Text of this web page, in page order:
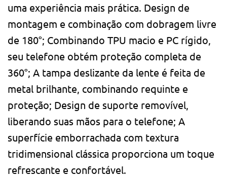
uma experiência mais prática. Design de
montagem e combinação com dobragem livre
de 180°; Combinando TPU macio e PC rígido,
seu telefone obtém proteção completa de
360°; A tampa deslizante da lente é feita de
metal brilhante, combinando requinte e
proteção; Design de suporte removível,
liberando suas mãos para o telefone; A
superfície emborrachada com textura
tridimensional clássica proporciona um toque
refrescante e confortável.